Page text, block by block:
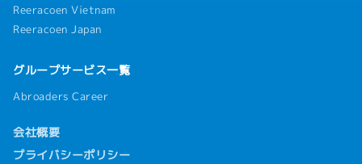
Reeracoen Vietnam
Reeracoen Japan
グループサービス一覧
Abroaders Career
会社概要
プライバシーポリシー